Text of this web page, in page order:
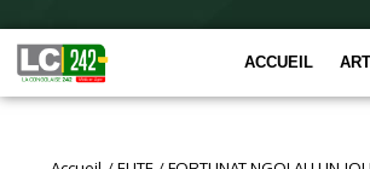
ACCUEIL